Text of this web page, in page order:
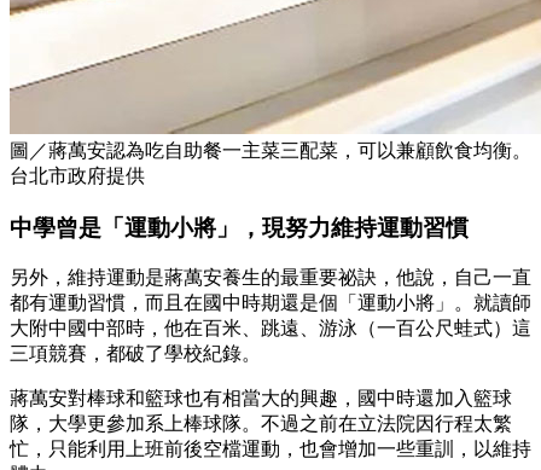
圖／蔣萬安認為吃自助餐一主菜三配菜，可以兼顧飲食均衡。
台北市政府提供
中學曾是「運動小將」，現努力維持運動習慣
另外，維持運動是蔣萬安養生的最重要祕訣，他說，自己一直
都有運動習慣，而且在國中時期還是個「運動小將」。就讀師
大附中國中部時，他在百米、跳遠、游泳（一百公尺蛙式）這
三項競賽，都破了學校紀錄。
蔣萬安對棒球和籃球也有相當大的興趣，國中時還加入籃球
隊，大學更參加系上棒球隊。不過之前在立法院因行程太繁
忙，只能利用上班前後空檔運動，也會增加一些重訓，以維持